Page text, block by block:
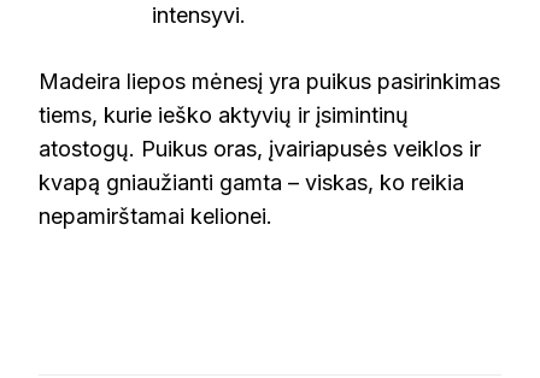
intensyvi.
Madeira liepos mėnesį yra puikus pasirinkimas
tiems, kurie ieško aktyvių ir įsimintinų
atostogų. Puikus oras, įvairiapusės veiklos ir
kvapą gniaužianti gamta – viskas, ko reikia
nepamirštamai kelionei.